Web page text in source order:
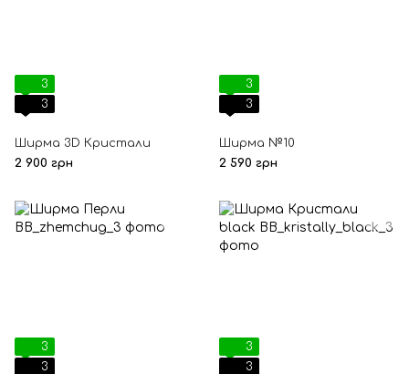
3
3
Ширма 3D Кристали
2 900 грн
3
3
Ширма №10
2 590 грн
3
3
3
3